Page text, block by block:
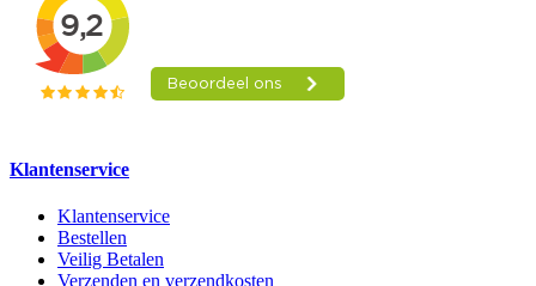
Klantenservice
Klantenservice
Bestellen
Veilig Betalen
Verzenden en verzendkosten